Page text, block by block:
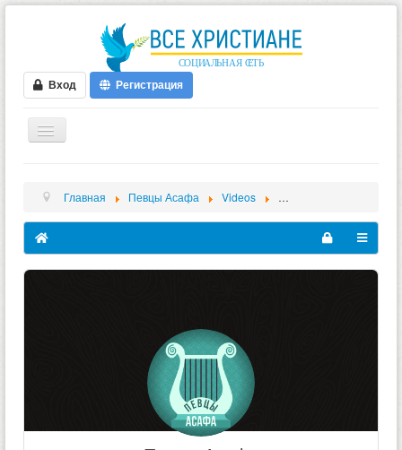
Вход Регистрация
ФОРУМ
ВИДЕО
БЛОГИ
Главная Певцы Асафа Videos Приглашаем на